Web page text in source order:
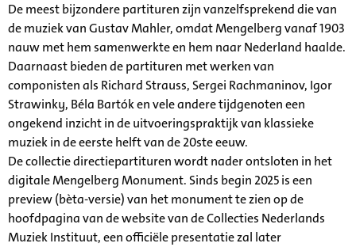
De meest bijzondere partituren zijn vanzelfsprekend die van
de muziek van Gustav Mahler, omdat Mengelberg vanaf 1903
nauw met hem samenwerkte en hem naar Nederland haalde.
Daarnaast bieden de partituren met werken van
componisten als Richard Strauss, Sergei Rachmaninov, Igor
Strawinky, Béla Bartók en vele andere tijdgenoten een
ongekend inzicht in de uitvoeringspraktijk van klassieke
muziek in de eerste helft van de 20ste eeuw.
De collectie directiepartituren wordt nader ontsloten in het
digitale Mengelberg Monument. Sinds begin 2025 is een
preview (bèta-versie) van het monument te zien op de
hoofdpagina van de website van de Collecties Nederlands
Muziek Instituut, een officiële presentatie zal later